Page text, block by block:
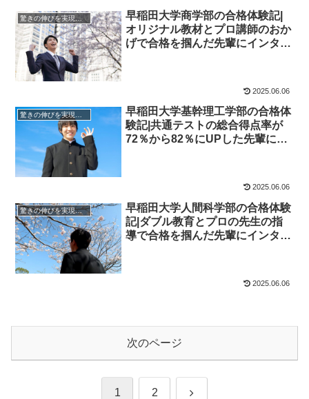
驚きの伸びを実現｜先輩列伝
早稲田大学商学部の合格体験記|
オリジナル教材とプロ講師のおか
げで合格を掴んだ先輩にインタビ
2025.06.06
早稲田大学基幹理工学部の合格体
験記|共通テストの総合得点率が
72％から82％にUPした先輩にイ
2025.06.06
驚きの伸びを実現｜先輩列伝
早稲田大学人間科学部の合格体験
記|ダブル教育とプロの先生の指
導で合格を掴んだ先輩にインタビ
2025.06.06
次のページ
1 2 次